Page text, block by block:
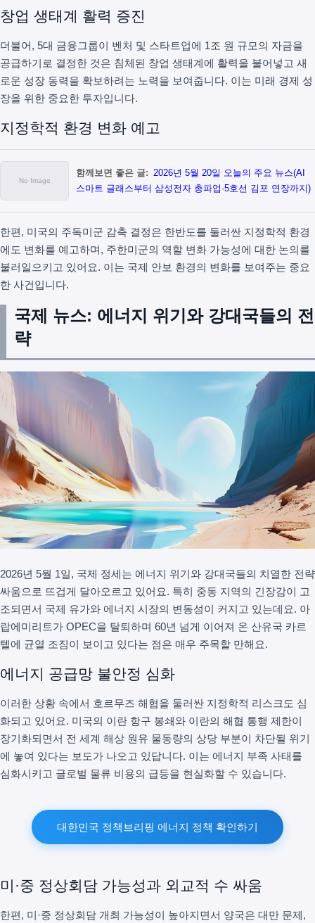
창업 생태계 활력 증진
더불어, 5대 금융그룹이 벤처 및 스타트업에 1조 원 규모의 자금을
공급하기로 결정한 것은 침체된 창업 생태계에 활력을 불어넣고 새
로운 성장 동력을 확보하려는 노력을 보여줍니다. 이는 미래 경제 성
장을 위한 중요한 투자입니다.
지정학적 환경 변화 예고
함께보면 좋은 글: 2026년 5월 20일 오늘의 주요 뉴스(AI
스마트 글래스부터 삼성전자 총파업·5호선 김포 연장까지)
한편, 미국의 주독미군 감축 결정은 한반도를 둘러싼 지정학적 환경
에도 변화를 예고하며, 주한미군의 역할 변화 가능성에 대한 논의를
불러일으키고 있어요. 이는 국제 안보 환경의 변화를 보여주는 중요
한 사건입니다.
국제 뉴스: 에너지 위기와 강대국들의 전
략
2026년 5월 1일, 국제 정세는 에너지 위기와 강대국들의 치열한 전략
싸움으로 뜨겁게 달아오르고 있어요. 특히 중동 지역의 긴장감이 고
조되면서 국제 유가와 에너지 시장의 변동성이 커지고 있는데요. 아
랍에미리트가 OPEC을 탈퇴하며 60년 넘게 이어져 온 산유국 카르
텔에 균열 조짐이 보이고 있다는 점은 매우 주목할 만해요.
에너지 공급망 불안정 심화
이러한 상황 속에서 호르무즈 해협을 둘러싼 지정학적 리스크도 심
화되고 있어요. 미국의 이란 항구 봉쇄와 이란의 해협 통행 제한이
장기화되면서 전 세계 해상 원유 물동량의 상당 부분이 차단될 위기
에 놓여 있다는 보도가 나오고 있답니다. 이는 에너지 부족 사태를
심화시키고 글로벌 물류 비용의 급등을 현실화할 수 있습니다.
대한민국 정책브리핑 에너지 정책 확인하기
미·중 정상회담 가능성과 외교적 수 싸움
한편, 미·중 정상회담 개최 가능성이 높아지면서 양국은 대만 문제,